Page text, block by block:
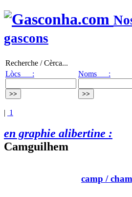
gascons
Recherche / Cèrca...
Lòcs :
Noms :
| 1
en graphie alibertine :
Camguilhem
camp /